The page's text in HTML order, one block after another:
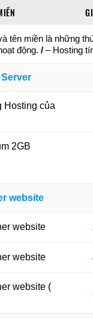
tên miền là những
động. / – Hosting
Hosting của
2GB
website
website
website
website (